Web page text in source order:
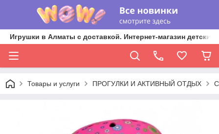
Игрушки в Алматы с доставкой. Интернет-магазин
Товары и услуги ПРОГУЛКИ И АКТИВНЫЙ ОТДЫХ